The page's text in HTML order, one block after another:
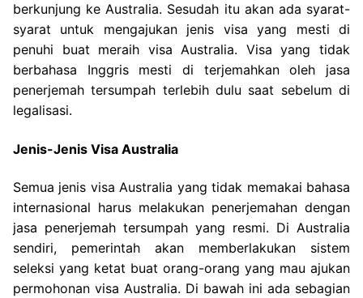
berkunjung ke Australia. Sesudah itu akan ada syarat-
syarat untuk mengajukan jenis visa yang mesti di
penuhi buat meraih visa Australia. Visa yang tidak
berbahasa Inggris mesti di terjemahkan oleh jasa
penerjemah tersumpah terlebih dulu saat sebelum di
legalisasi.
Jenis-Jenis Visa Australia
Semua jenis visa Australia yang tidak memakai bahasa
internasional harus melakukan penerjemahan dengan
jasa penerjemah tersumpah yang resmi. Di Australia
sendiri, pemerintah akan memberlakukan sistem
seleksi yang ketat buat orang-orang yang mau ajukan
permohonan visa Australia. Di bawah ini ada sebagian